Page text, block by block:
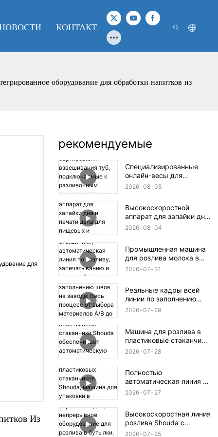
КОНТАКТ
оборудование для обработки напитков из
Из
рекомендуемые
Специализированные
онлайн-весы для
сортировки и
разливочным машинам
для отбраковки
бракованной продукции.
2026 08 05
Высокоскоростной
аппарат для запайки дна
и печати даты для
коробок.
2026 08 04
Промышленная машина
для розлива молока в
стаканчики,
и нарезке йогурта с
фруктовой мякотью /
пасты из бобов мунг и
2026 07 31
Реальные кадры всей
линии по заполнению
швов на заводе! Весь
упаковки готовой
продукции.
2026 07 29
Машина для розлива в
пластиковые стаканчики
Shouda обеспечивает
запечатывание
стаканчиков.
2026 07 28
Полностью
автоматическая линия по
розливу и
стаканчиков Shouda,
машина для упаковки в
пластиковые стаканчики
2026 07 27
Высокоскоростная линия
розлива Shouda с
сервоприводом,
2026 07 25